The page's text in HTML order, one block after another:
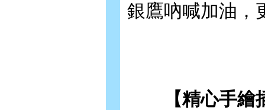
銀鷹吶喊加油，
【精心手繪